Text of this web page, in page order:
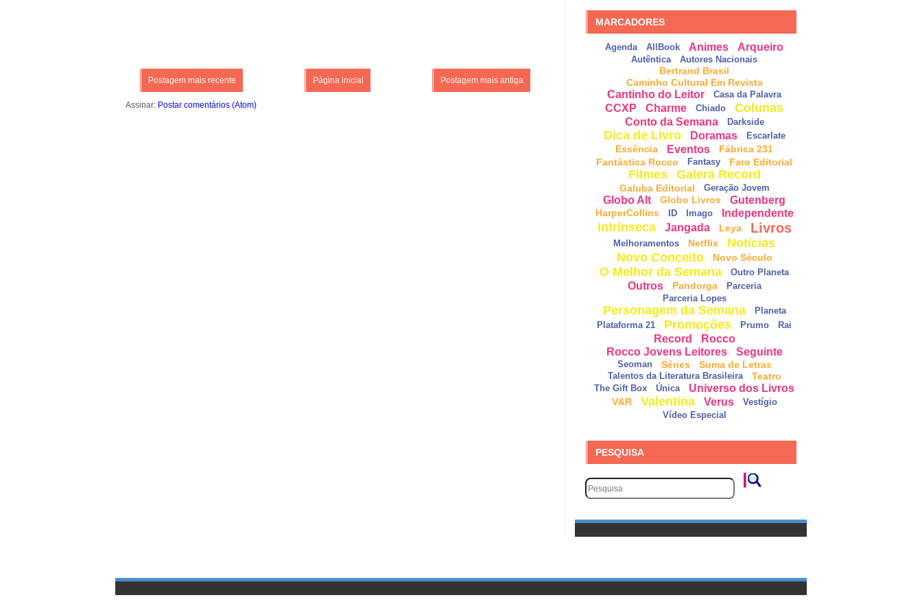
Postagem mais recente Postagem mais antiga
Página inicial
Assinar: Postar comentários (Atom)
MARCADORES
Agenda AllBook Animes Arqueiro
Autêntica Autores Nacionais
Bertrand Brasil
Caminho Cultural Em Revista
Cantinho do Leitor Casa da Palavra
CCXP Charme Chiado Colunas
Conto da Semana Darkside
Dica de Livro Doramas Escarlate
Essência Eventos
Fábrica 231
Fantástica Rocco
Fantasy Faro Editorial
Filmes Galera Record
Galuba Editorial Geração Jovem
Globo Alt Globo Livros Gutenberg
HarperCollins ID Imago Independente
Intrínseca Jangada Leya Livros
Melhoramentos Netflix
Notícias
Novo Conceito
Novo Século
O Melhor da Semana Outro Planeta
Outros Pandorga
Parceria
Parceria Lopes
Personagem da Semana
Planeta
Plataforma 21
Promoções Prumo Rai
Record
Rocco
Rocco Jovens Leitores
Seguinte
Seoman Séries Suma de Letras
Talentos da Literatura Brasileira Teatro
The Gift Box Única Universo dos Livros
V&R Valentina Verus
Vestígio
Vídeo Especial
PESQUISA